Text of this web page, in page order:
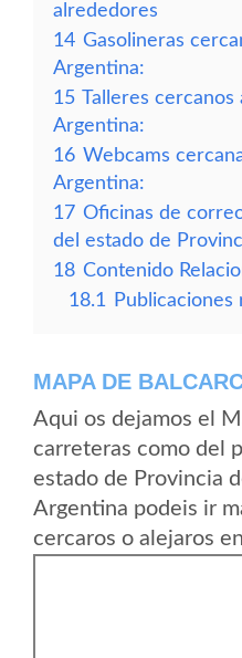
alrededores
14 Gasolineras
Argentina:
15 Talleres cercanos
Argentina:
16 Webcams
Argentina:
17 Oficinas de
del estado de
18 Contenido
18.1
Publicaciones
MAPA DE
Aqui os dejamos el
carreteras como del
estado de Provincia
Argentina podeis ir
cercaros o alejaros